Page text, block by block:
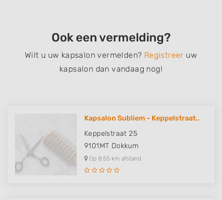
Ook een vermelding?
Wilt u uw kapsalon vermelden? Registreer uw
kapsalon dan vandaag nog!
Kapsalon Subliem - Keppelstraat..
Keppelstraat 25
9101MT Dokkum
Op 8,55 km afstand